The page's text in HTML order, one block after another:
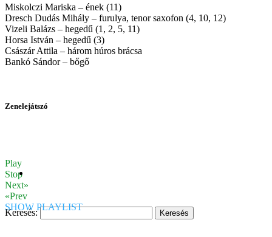
Miskolczi Mariska – ének (11)
Dresch Dudás Mihály – furulya, tenor saxofon (4, 10, 12)
Vizeli Balázs – hegedű (1, 2, 5, 11)
Horsa István – hegedű (3)
Császár Attila – három húros brácsa
Bankó Sándor – bőgő
Zenelejátszó
Play
Stop
Next»
«Prev
SHOW PLAYLIST
Keresés: